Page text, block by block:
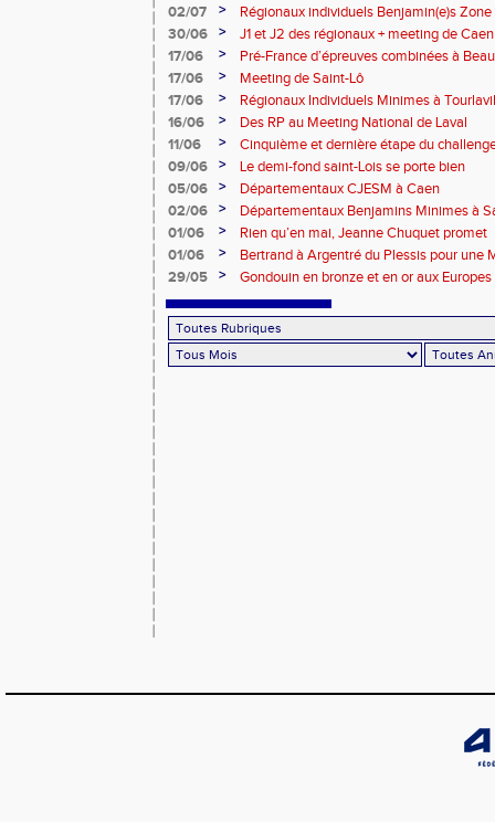
02/07
>
Régionaux individuels Benjamin(e)s
30/06
>
J1 et J2 des régionaux + meeting de Caen
17/06
>
Pré-France d’épreuves combinées à
17/06
>
Meeting de Saint-Lô
17/06
>
Régionaux Individuels Minimes à
16/06
>
Des RP au Meeting National de Laval
11/06
>
Cinquième et dernière étape du
09/06
>
Le demi-fond saint-Lois se porte bien
05/06
>
Départementaux CJESM à Caen
02/06
>
Départementaux Benjamins Minimes à
01/06
>
Rien qu’en mai, Jeanne Chuquet promet
01/06
>
Bertrand à Argentré du Plessis pour une
29/05
> Gondouin en bronze et en or aux Europes